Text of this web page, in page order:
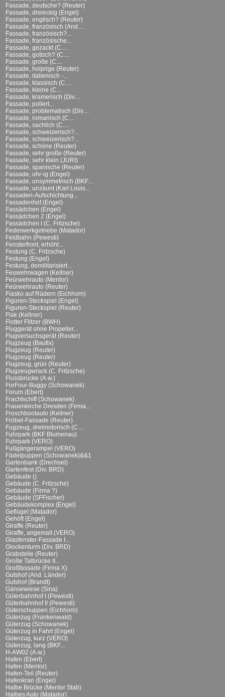
Fassade, deutsche? (Reuter)
Fassade, dreieckig (Engel)
Fassade, englisch? (Reuter)
Fassade, französisch (And....
Fassade, französisch?...
Fassade, französische...
Fassade, gezackt (C....
Fassade, gotisch? (C....
Fassade, große (C....
Fassade, holprige (Reuter)
Fassade, italienisch -...
Fassade, klassisch (C....
Fassade, kleine (C....
Fassade, kramerisch (Div....
Fassade, poliert...
Fassade, problematisch (Div....
Fassade, romanisch (C....
Fassade, sachlich (C....
Fassade, schweizerisch?...
Fassade, schweizerisch?...
Fassade, schöne (Reuter)
Fassade, sehr große (Reuter)
Fassade, sehr klein (JURI)
Fassade, spanische (Reuter)
Fassade, uhr-ig (Engel)
Fassade, unsymmetrisch (BKF...
Fassade, unzäunt (Karl Louis...
Fassaden-Aufschichtung...
Fassadenhof (Engel)
Fassädchen (Engel)
Fassädchen 2 (Engel)
Fassädchen I (C. Fritzsche)
Federwerkgetriebe (Matador)
Feldbahn (Pewesti)
Fensterfront, erhöht...
Festung (C. Fritzsche)
Festung (Engel)
Festung, demilitarisiert...
Feuwehrwagen (Kellner)
Feürwehrauto (Mentor)
Feürwehrauto (Reuter)
Fiasko auf Rädern (Eichhorn)
Figuren-Steckspiel (Engel)
Figuren-Steckspiel (Reuter)
Flak (Kellner)
Flotter Flitzer (BWH)
Fluggerät ohne Propeller...
Flugversuchsgerät (Reuter)
Flugzeug (Baufix)
Flugzeug (Reuter)
Flugzeug (Reuter)
Flugzeug, grün (Reuter)
Flugzeugwrack (C. Fritzsche)
Flussbrücke (A.w.)
ForFour-Buggy (Schowanek)
Forum (Ebert)
Frachtschiff (Schowanek)
Frauenkirche Dresden (Firma...
Froschbootauto (Kellner)
Fröbel-Fassade (Reuter)
Fugzeug, dreimotorisch (C....
Fuhrpark (BKF Blumenau)
Fuhrpark (VERO)
Fußgängerampel (VERO)
Fädelpuppen (Schowanek)&&1
Gartenbank (Drechsel)
Gartenfest (Div. BRD)
Gebäude ()
Gebäude (C. Fritzsche)
Gebäude (Firma ?)
Gebäude (SFFischer)
Gebäudekomplex (Engel)
Geflügel (Matador)
Gehöft (Engel)
Giraffe (Reuter)
Giraffe, angemalt (VERO)
Glasfenster-Fassade I...
Glockenturm (Div. BRD)
Grabstelle (Reuter)
Große Talbrücke II...
Großfassade (Firma X)
Gutshof (And. Länder)
Gutshof (Brandt)
Gänsewiese (Sina)
Güterbahnhof I (Pewesti)
Güterbahnhof II (Pewesti)
Güterschuppen (Eichhorn)
Güterzug (Frankenwald)
Güterzug (Schowanek)
Güterzug in Fahrt (Engel)
Güterzug, kurz (VERO)
Güterzug, lang (BKF...
H-AW02 (A.w.)
Hafen (Ebert)
Hafen (Mentor)
Hafen-Teil (Reuter)
Hafenkran (Engel)
Halbe Brücke (Mentor Stab)
Halbes Auto (Matador)